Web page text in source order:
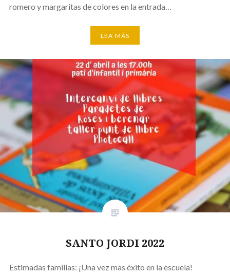
romero y margaritas de colores en la entrada…
LEA MÁS
SANTO JORDI 2022
Estimadas familias: ¡Una vez mas éxito en la escuela!